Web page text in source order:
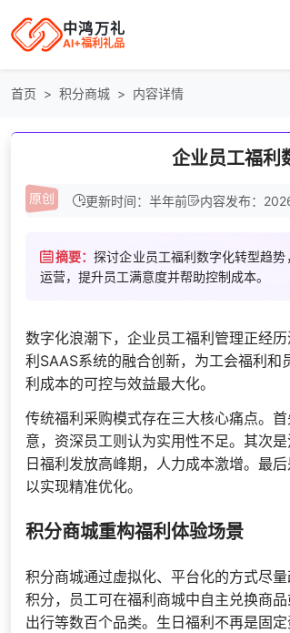
中鸿万礼
AI+福利礼品
首页 积分商城 内容详情
企业员工福利
更新时间：半年前 内容发布：
摘要：探讨企业员工福利数字化转型趋
运营，提升员工满意度并帮助控制成本。
数字化浪潮下，企业员工福利管理正经
利SAAS系统的融合创新，为工会福利
利成本的可控与效益最大化。
传统福利采购模式存在三大核心痛点。
意，资深员工则认为实用性不足。其次
日福利发放高峰期，人力成本激增。最
以实现精准优化。
积分商城重构福利体验场景
积分商城通过虚拟化、平台化的方式尽
积分，员工可在福利商城中自主兑换商
出行等数百个品类。生日福利不再是固